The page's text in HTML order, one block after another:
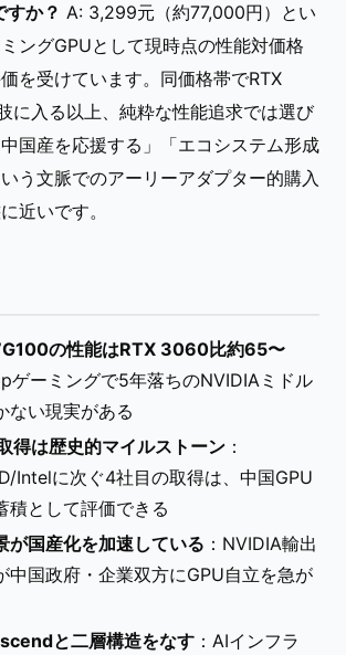
すか？ A: 3,299元（約77,000円）とい
ングGPUとして現時点の性能対価格
を受けています。同価格帯でRTX
に入る以上、純粋な性能追求では選び
国産を応援する」「エコシステム形成
う文脈でのアーリーアダプター的購入
近いです。
の性能はRTX 3060比約65〜
ゲーミングで5年落ちのNVIDIAミドル
ない現実がある
得は歴史的マイルストーン ：
Intelに次ぐ4社目の取得は、中国GPU
積として評価できる
が国産化を加速している ：NVIDIA輸出
中国政府・企業双方にGPU自立を急が
と二層構造をなす ：AIインフラ